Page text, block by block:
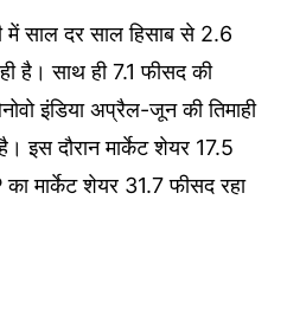
में साल दर साल हिसाब से 2.6
है। साथ ही 7.1 फीसद की
इंडिया अप्रैल-जून की तिमाही
इस दौरान मार्केट शेयर 17.5
मार्केट शेयर 31.7 फीसद रहा